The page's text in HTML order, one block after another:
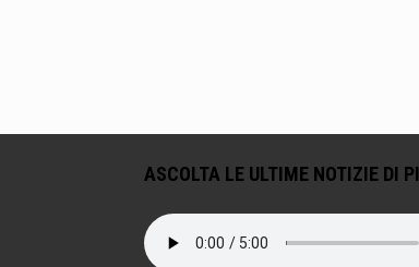
ASCOLTA LE ULTIME NOTIZIE DI